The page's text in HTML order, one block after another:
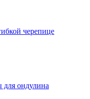
черепице
ондулина